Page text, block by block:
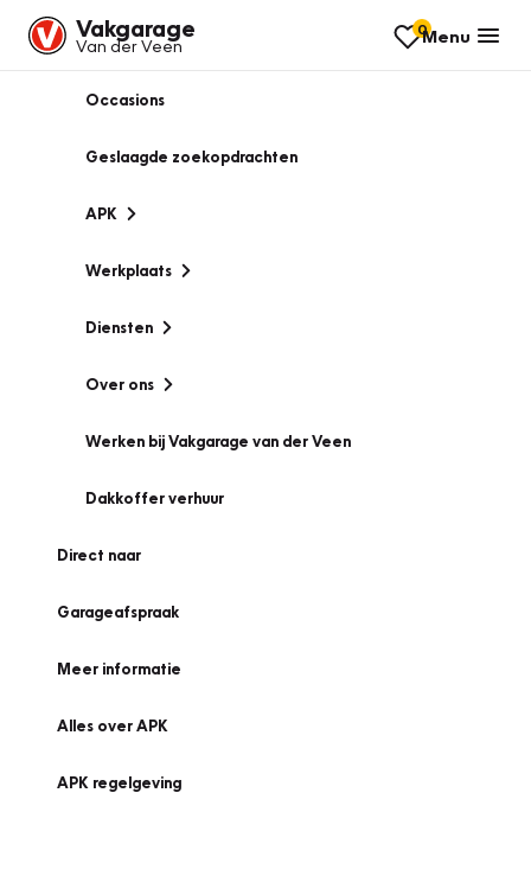
Vakgarage
Van der Veen
0Menu
Occasions
Geslaagde zoekopdrachten
APK
Werkplaats
Diensten
Over ons
Werken bij Vakgarage van der Veen
Dakkoffer verhuur
Direct naar
Garageafspraak
Meer informatie
Alles over APK
APK regelgeving